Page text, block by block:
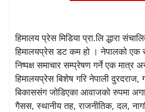
हिमालय प्रेस मिडिया प्रा.लि द्धारा
हिमालयप्रेस डट कम हो । नेपालको
निष्पक्ष समाचार सम्प्रेषण गर्ने एक मात्र
हिमालयप्रेस बिशेष गरि नेपाली दुरदराज,
बिकाससंग जोडिएका आवाजको रुपमा
गैसस, स्थानीय तह, राजनीतिक, दल,